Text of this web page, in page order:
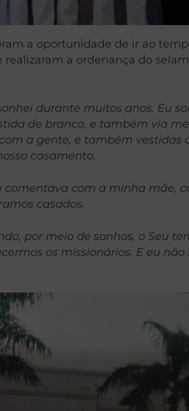
a oportunidade de ir ao
a ordenança do
durante muitos anos. Eu
de branco, e também via
a gente, e também vestidas
casamento.
comentava com a minha
casados.
por meio de sonhos, o Seu
os missionários. E eu